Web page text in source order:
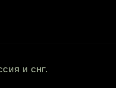
И СНГ.